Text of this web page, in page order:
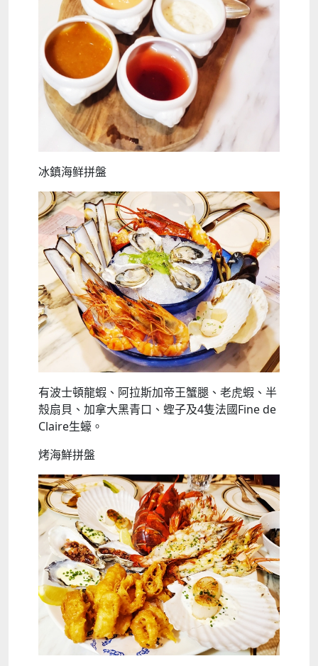
冰鎮海鲜拼盤
有波士頓龍蝦、阿拉斯加帝王蟹腿、老虎蝦、半
殼扇貝、加拿大黑青口、蟶子及4隻法國Fine de
Claire生蠔。
烤海鮮拼盤